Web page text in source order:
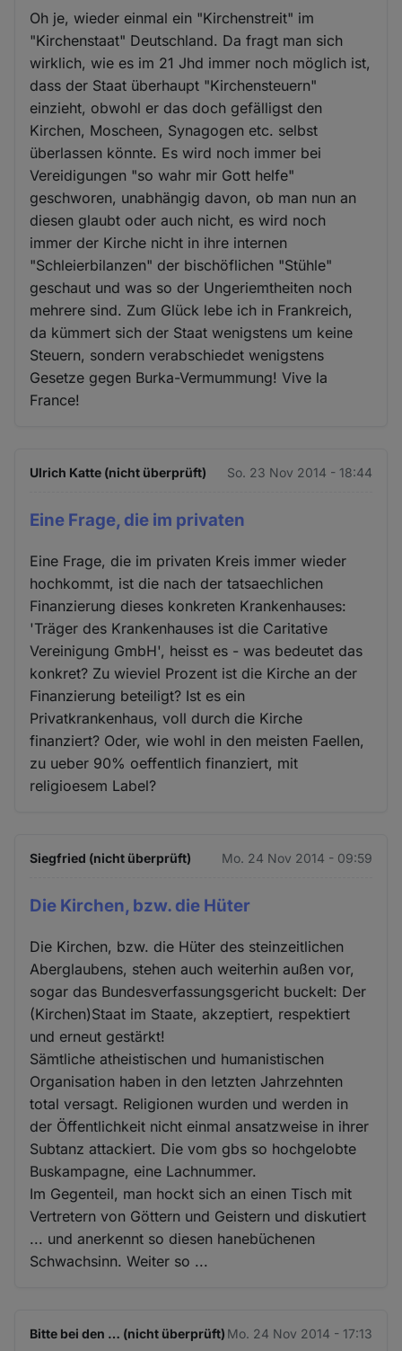
Oh je, wieder einmal ein "Kirchenstreit" im
"Kirchenstaat" Deutschland. Da fragt man sich
wirklich, wie es im 21 Jhd immer noch möglich ist,
dass der Staat überhaupt "Kirchensteuern"
einzieht, obwohl er das doch gefälligst den
Kirchen, Moscheen, Synagogen etc. selbst
überlassen könnte. Es wird noch immer bei
Vereidigungen "so wahr mir Gott helfe"
geschworen, unabhängig davon, ob man nun an
diesen glaubt oder auch nicht, es wird noch
immer der Kirche nicht in ihre internen
"Schleierbilanzen" der bischöflichen "Stühle"
geschaut und was so der Ungeriemtheiten noch
mehrere sind. Zum Glück lebe ich in Frankreich,
da kümmert sich der Staat wenigstens um keine
Steuern, sondern verabschiedet wenigstens
Gesetze gegen Burka-Vermummung! Vive la
France!
Ulrich Katte (nicht überprüft) So. 23 Nov 2014 - 18:44
Eine Frage, die im privaten
Eine Frage, die im privaten Kreis immer wieder
hochkommt, ist die nach der tatsaechlichen
Finanzierung dieses konkreten Krankenhauses:
'Träger des Krankenhauses ist die Caritative
Vereinigung GmbH', heisst es - was bedeutet das
konkret? Zu wieviel Prozent ist die Kirche an der
Finanzierung beteiligt? Ist es ein
Privatkrankenhaus, voll durch die Kirche
finanziert? Oder, wie wohl in den meisten Faellen,
zu ueber 90% oeffentlich finanziert, mit
religioesem Label?
Siegfried (nicht überprüft) Mo. 24 Nov 2014 - 09:59
Die Kirchen, bzw. die Hüter
Die Kirchen, bzw. die Hüter des steinzeitlichen
Aberglaubens, stehen auch weiterhin außen vor,
sogar das Bundesverfassungsgericht buckelt: Der
(Kirchen)Staat im Staate, akzeptiert, respektiert
und erneut gestärkt!
Sämtliche atheistischen und humanistischen
Organisation haben in den letzten Jahrzehnten
total versagt. Religionen wurden und werden in
der Öffentlichkeit nicht einmal ansatzweise in ihrer
Subtanz attackiert. Die vom gbs so hochgelobte
Buskampagne, eine Lachnummer.
Im Gegenteil, man hockt sich an einen Tisch mit
Vertretern von Göttern und Geistern und diskutiert
... und anerkennt so diesen hanebüchenen
Schwachsinn. Weiter so ...
Bitte bei den … (nicht überprüft) Mo. 24 Nov 2014 - 17:13